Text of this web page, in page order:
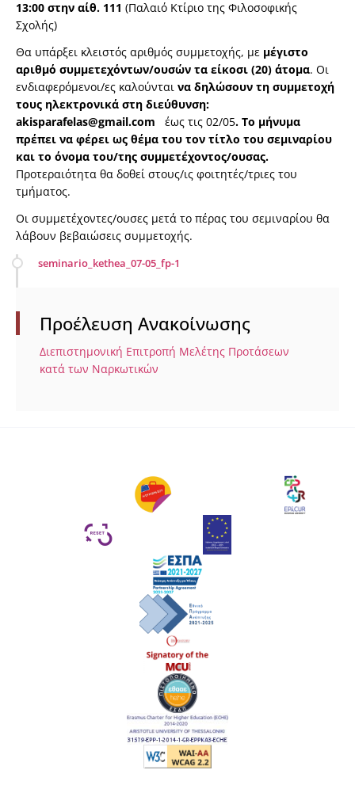
13:00 στην αίθ. 111 (Παλαιό Κτίριο της Φιλοσοφικής
Σχολής)
Θα υπάρξει κλειστός αριθμός συμμετοχής, με μέγιστο
αριθμό συμμετεχόντων/ουσών τα είκοσι (20) άτομα. Οι
ενδιαφερόμενοι/ες καλούνται να δηλώσουν τη συμμετοχή
τους ηλεκτρονικά στη διεύθυνση:
akisparafelas@gmail.com έως τις 02/05. Το μήνυμα
πρέπει να φέρει ως θέμα του τον τίτλο του σεμιναρίου
και το όνομα του/της συμμετέχοντος/ουσας.
Προτεραιότητα θα δοθεί στους/ις φοιτητές/τριες του
τμήματος.
Οι συμμετέχοντες/ουσες μετά το πέρας του σεμιναρίου θα
λάβουν βεβαιώσεις συμμετοχής.
seminario_kethea_07-05_fp-1
Προέλευση Ανακοίνωσης
Διεπιστημονική Επιτροπή Μελέτης Προτάσεων
κατά των Ναρκωτικών